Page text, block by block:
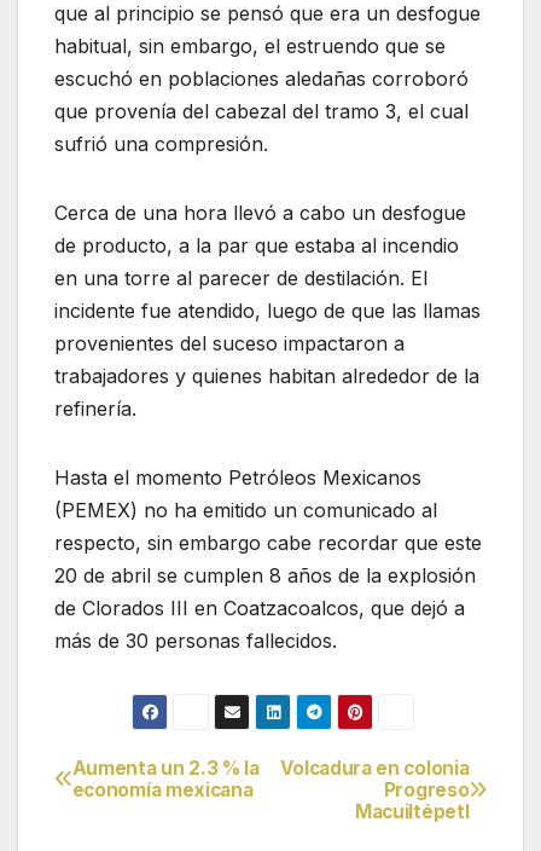
que al principio se pensó que era un desfogue
habitual, sin embargo, el estruendo que se
escuchó en poblaciones aledañas corroboró
que provenía del cabezal del tramo 3, el cual
sufrió una compresión.
Cerca de una hora llevó a cabo un desfogue
de producto, a la par que estaba al incendio
en una torre al parecer de destilación. El
incidente fue atendido, luego de que las llamas
provenientes del suceso impactaron a
trabajadores y quienes habitan alrededor de la
refinería.
Hasta el momento Petróleos Mexicanos
(PEMEX) no ha emitido un comunicado al
respecto, sin embargo cabe recordar que este
20 de abril se cumplen 8 años de la explosión
de Clorados III en Coatzacoalcos, que dejó a
más de 30 personas fallecidos.
Navegación
Volcadura en colonia
Progreso
Macuiltépetl
Aumenta un 2.3 % la
economía mexicana